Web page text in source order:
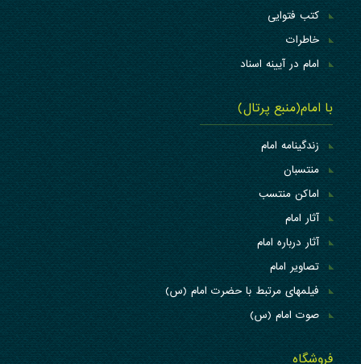
کتب فتوایی
خاطرات
امام در آیینه اسناد
با امام(منبع پرتال)
زندگینامه امام
منتسبان
اماکن منتسب
آثار امام
آثار درباره امام
تصاویر امام
فیلمهای مرتبط با حضرت امام (س)
صوت امام (س)
فروشگاه